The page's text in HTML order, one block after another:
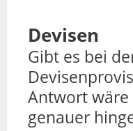
Devisen
Gibt es bei
Antwort
genauer